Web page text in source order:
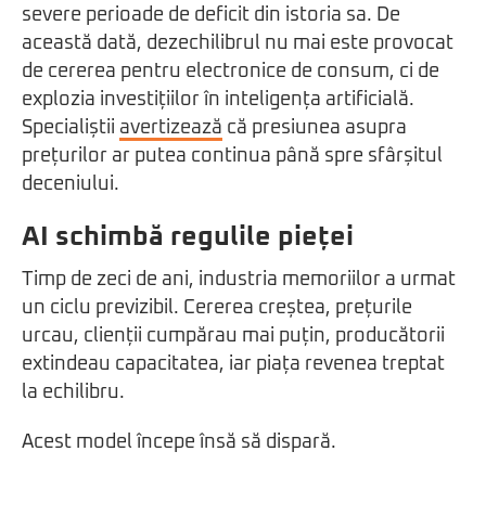
severe perioade de deficit din istoria sa. De
această dată, dezechilibrul nu mai este provocat
de cererea pentru electronice de consum, ci de
explozia investițiilor în inteligența artificială.
Specialiștii avertizează că presiunea asupra
prețurilor ar putea continua până spre sfârșitul
deceniului.
AI schimbă regulile pieței
Timp de zeci de ani, industria memoriilor a urmat
un ciclu previzibil. Cererea creștea, prețurile
urcau, clienții cumpărau mai puțin, producătorii
extindeau capacitatea, iar piața revenea treptat
la echilibru.
Acest model începe însă să dispară.